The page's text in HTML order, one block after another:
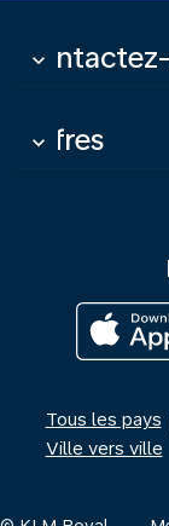
keyboard_arrow_down
Offres
keyboard_arrow_down
Tous les pays
Ville vers ville